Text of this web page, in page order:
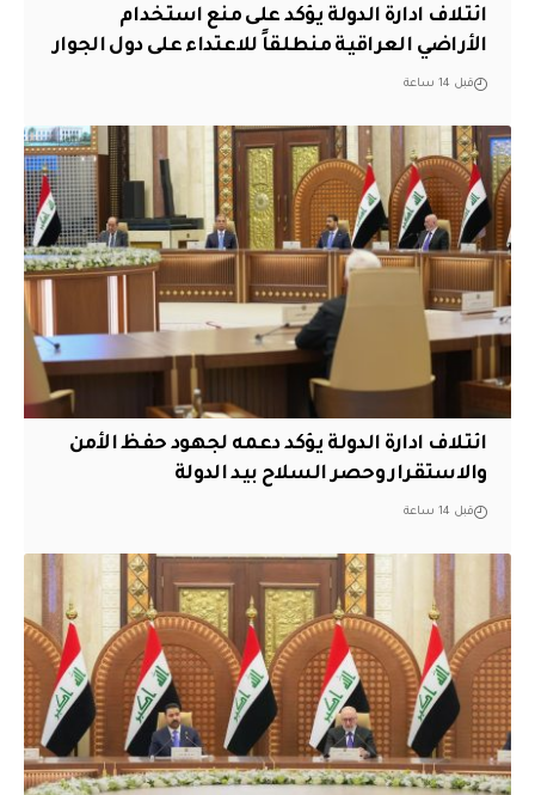
ائتلاف ادارة الدولة يؤكد على منع استخدام
الأراضي العراقية منطلقاً للاعتداء على دول الجوار
قبل 14 ساعة
ائتلاف ادارة الدولة يؤكد دعمه لجهود حفظ الأمن
والاستقرار وحصر السلاح بيد الدولة
قبل 14 ساعة